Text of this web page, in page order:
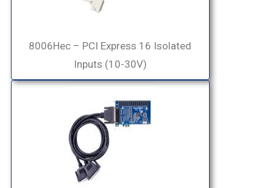
8006Hec – PCI Express 16 Isolated
Inputs (10-30V)